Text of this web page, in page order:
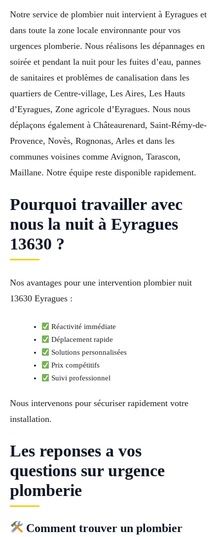
Notre service de plombier nuit intervient à Eyragues et
dans toute la zone locale environnante pour vos
urgences plomberie. Nous réalisons les dépannages en
soirée et pendant la nuit pour les fuites d’eau, pannes
de sanitaires et problèmes de canalisation dans les
quartiers de Centre-village, Les Aires, Les Hauts
d’Eyragues, Zone agricole d’Eyragues. Nous nous
déplaçons également à Châteaurenard, Saint-Rémy-de-
Provence, Novès, Rognonas, Arles et dans les
communes voisines comme Avignon, Tarascon,
Maillane. Notre équipe reste disponible rapidement.
Pourquoi travailler avec
nous la nuit à Eyragues
13630 ?
Nos avantages pour une intervention plombier nuit
13630 Eyragues :
Réactivité immédiate
Déplacement rapide
Solutions personnalisées
Prix compétitifs
Suivi professionnel
Nous intervenons pour sécuriser rapidement votre
installation.
Les reponses a vos
questions sur urgence
plomberie
Comment trouver un plombier